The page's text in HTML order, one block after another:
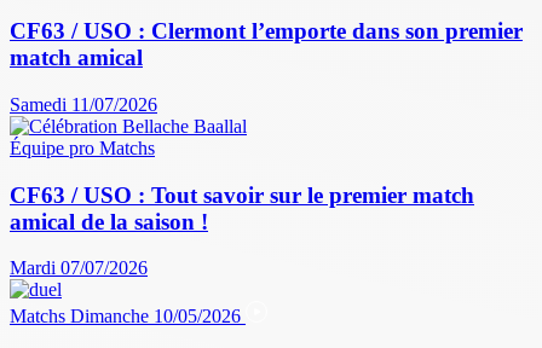
CF63 / USO : Clermont l’emporte dans son premier
match amical
Samedi 11/07/2026
Équipe pro Matchs
CF63 / USO : Tout savoir sur le premier match
amical de la saison !
Mardi 07/07/2026
Matchs Dimanche 10/05/2026